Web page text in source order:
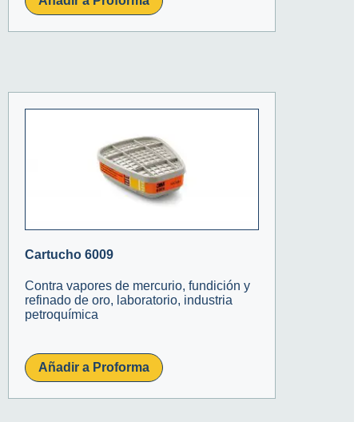
Cartucho 6009
Contra vapores de mercurio, fundición y
refinado de oro, laboratorio, industria
petroquímica
Añadir a Proforma